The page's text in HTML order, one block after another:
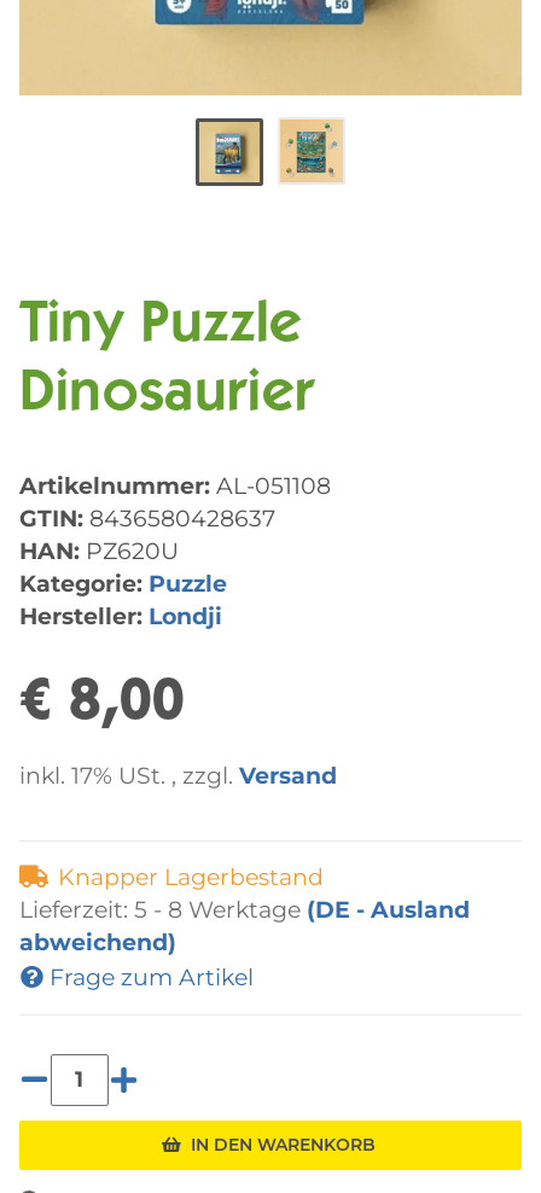
Tiny Puzzle
Dinosaurier
Artikelnummer: AL-051108
GTIN: 8436580428637
HAN: PZ620U
Kategorie: Puzzle
Hersteller: Londji
€ 8,00
inkl. 17% USt. , zzgl. Versand
Knapper Lagerbestand
Lieferzeit: 5 - 8 Werktage (DE - Ausland
abweichend)
Frage zum Artikel
IN DEN WARENKORB